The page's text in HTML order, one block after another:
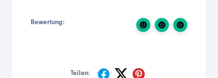
Bewertung:
Teilen: